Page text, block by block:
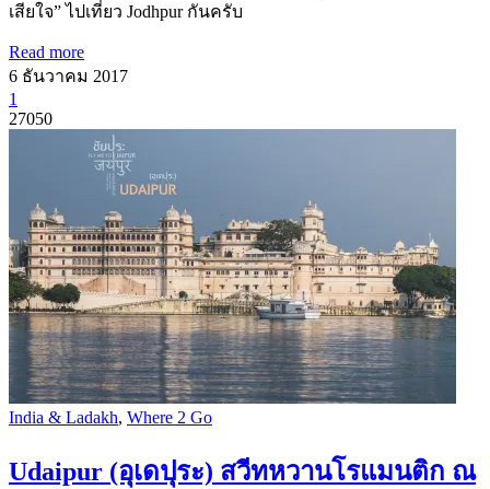
เสียใจ” ไปเที่ยว Jodhpur กันครับ
Read more
6 ธันวาคม 2017
1
27050
India & Ladakh, Where 2 Go
Udaipur (อุเดปุระ) สวีทหวานโรแมนติก ณ